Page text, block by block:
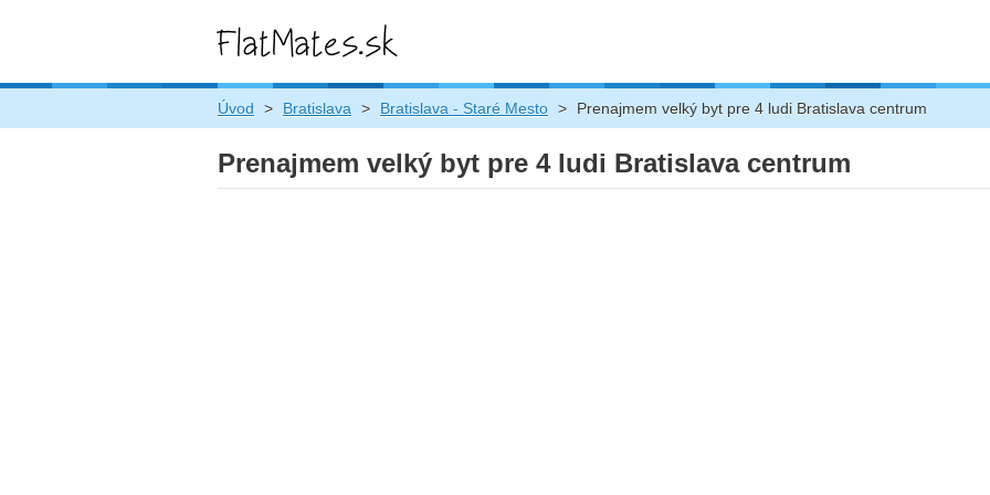
Úvod > Bratislava > Bratislava - Staré Mesto > Prenajmem velký byt pre 4 ludi Bratislava centrum
Prenajmem velký byt pre 4 ludi Bratislava centrum